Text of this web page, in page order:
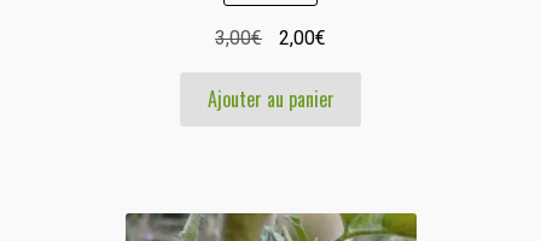
3,00€
Le
prix
initial
était :
2,00€Le
prix
actuel
est :
Ajouter au panier